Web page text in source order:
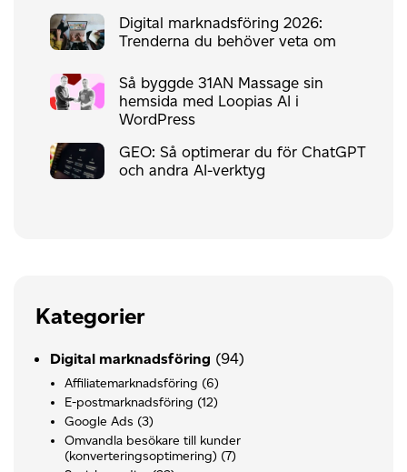
Digital marknadsföring 2026:
Trenderna du behöver veta om
Så byggde 31AN Massage sin
hemsida med Loopias AI i
WordPress
GEO: Så optimerar du för ChatGPT
och andra AI-verktyg
Kategorier
Digital marknadsföring (94)
Affiliatemarknadsföring (6)
E-postmarknadsföring (12)
Google Ads (3)
Omvandla besökare till kunder
(konverteringsoptimering) (7)